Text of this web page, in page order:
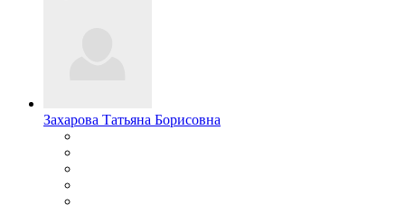
Захарова Татьяна Борисовна